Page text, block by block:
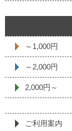
～1,000円
～2,000円
2,000円～
ご利用案内